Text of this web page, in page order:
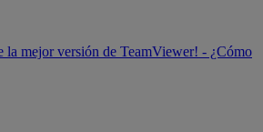
la mejor versión de TeamViewer! - ¿Cómo